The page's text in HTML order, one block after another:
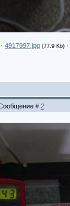
· 4917997.jpg (77.9 Kb) ·
# 2